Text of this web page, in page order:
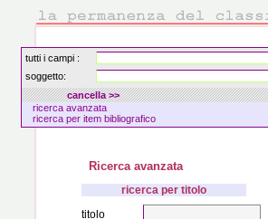
tutti i campi :
soggetto:
ricerca avanzata
ricerca per item bibliografico
Ricerca avanzata
ricerca per titolo
titolo